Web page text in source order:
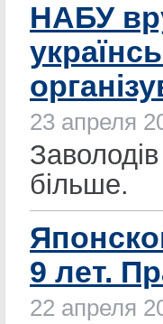
НАБУ
23 апреля
більше.
9 лет.
22 апреля